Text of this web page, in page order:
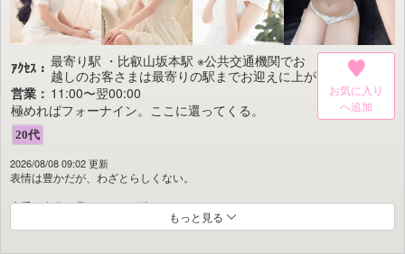
ｱｸｾｽ： 最寄り駅 ・比叡山坂本駅 ※公共交通機関でお
越しのお客さまは最寄りの駅までお迎えに上が
ります。 ご予約時にお電話でその旨お申し付
け下さいませ。
営業： 11:00〜翌00:00
極めればフォーナイン。ここに還ってくる。
お気に入り
2026/08/08 09:02 更新
表情は豊かだが、わざとらしくない。
上手に自分を見せるけど、決してうぬぼれない。
美味しいものをいかにも美味しそうに食べ、
もっと見る